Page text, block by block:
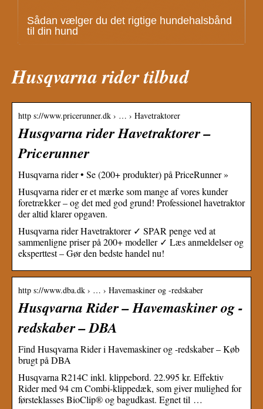
Sådan vælger du det rigtige hundehalsbånd
til din hund
Husqvarna rider tilbud
http s://www.pricerunner.dk › … › Havetraktorer
Husqvarna rider Havetraktorer –
Pricerunner
Husqvarna rider • Se (200+ produkter) på PriceRunner »
Husqvarna rider er et mærke som mange af vores kunder
foretrækker – og det med god grund! Professionel havetraktor
der altid klarer opgaven.
Husqvarna rider Havetraktorer ✓ SPAR penge ved at
sammenligne priser på 200+ modeller ✓ Læs anmeldelser og
eksperttest – Gør den bedste handel nu!
http s://www.dba.dk › … › Havemaskiner og -redskaber
Husqvarna Rider – Havemaskiner og -
redskaber – DBA
Find Husqvarna Rider i Havemaskiner og -redskaber – Køb
brugt på DBA
Husqvarna R214C inkl. klippebord. 22.995 kr. Effektiv
Rider med 94 cm Combi-klippedæk, som giver mulighed for
førsteklasses BioClip® og bagudkast. Egnet til …